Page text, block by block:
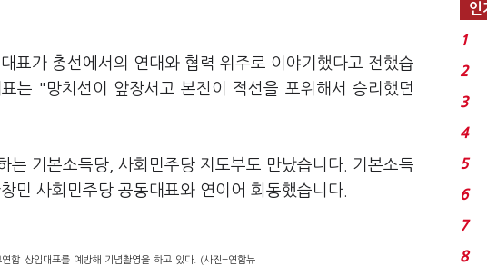
표가 총선에서의 연대와 협력 위주로 이야기했다고 전했습
는 "망치선이 앞장서고 본진이 적선을 포위해서 승리했던
기본소득당, 사회민주당 지도부도 만났습니다. 기본소득
민 사회민주당 공동대표와 연이어 회동했습니다.
합 상임대표를 예방해 기념촬영을 하고 있다. (사진=연합뉴
인
1
2
3
4
5
6
7
8